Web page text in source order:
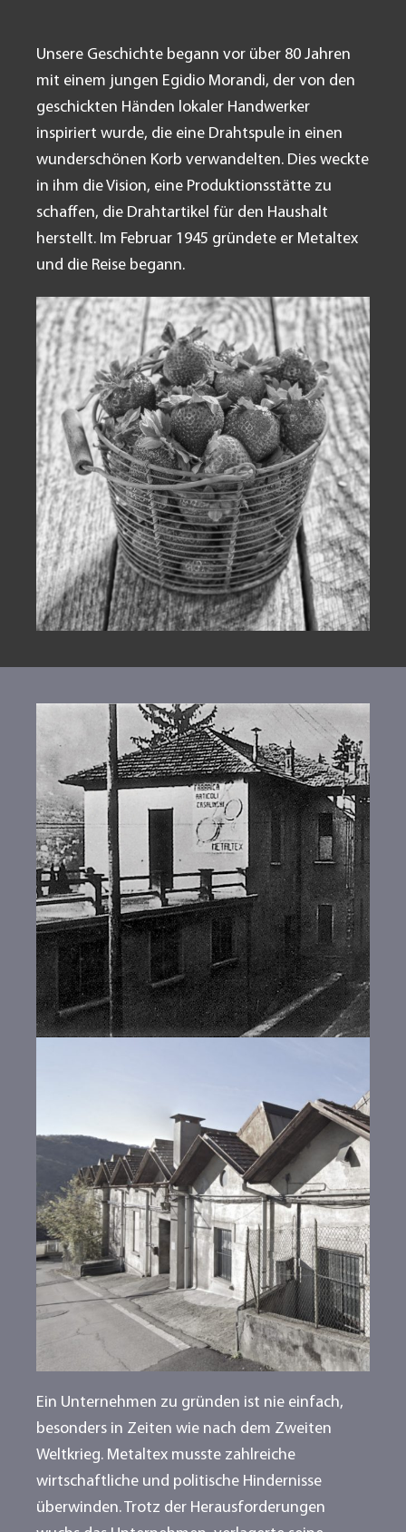
Unsere Geschichte begann vor über 80 Jahren
mit einem jungen Egidio Morandi, der von den
geschickten Händen lokaler Handwerker
inspiriert wurde, die eine Drahtspule in einen
wunderschönen Korb verwandelten. Dies weckte
in ihm die Vision, eine Produktionsstätte zu
schaffen, die Drahtartikel für den Haushalt
herstellt. Im Februar 1945 gründete er Metaltex
und die Reise begann.
Ein Unternehmen zu gründen ist nie einfach,
besonders in Zeiten wie nach dem Zweiten
Weltkrieg. Metaltex musste zahlreiche
wirtschaftliche und politische Hindernisse
überwinden. Trotz der Herausforderungen